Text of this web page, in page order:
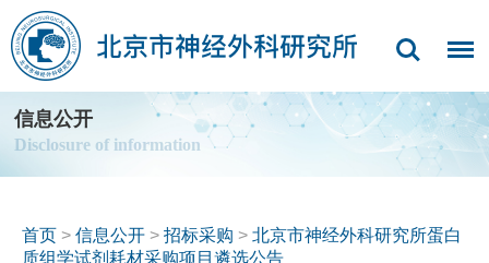
信息公开
Disclosure of information
首页 > 信息公开 > 招标采购 > 北京市神经外科研究所蛋白
质组学试剂耗材采购项目遴选公告